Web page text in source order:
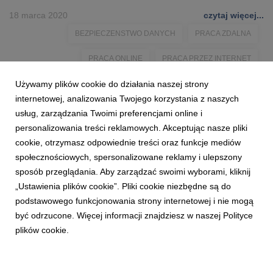
18 marca 2020 czytaj więcej...
BEZPIECZENSTWO DANYCH PRACA ZDALNA
PRACA ONLINE PRACA PRZEZ INTERNET
CYBERZAGROŻENIE CYBERBEZPIECZENSTWO
KLAUDIA SKELNIK KORONAWIRUS
EPIDEMIA
Używamy plików cookie do działania naszej strony
internetowej, analizowania Twojego korzystania z naszych
usług, zarządzania Twoimi preferencjami online i
personalizowania treści reklamowych. Akceptując nasze pliki
cookie, otrzymasz odpowiednie treści oraz funkcje mediów
społecznościowych, spersonalizowane reklamy i ulepszony
sposób przeglądania. Aby zarządzać swoimi wyborami, kliknij
„Ustawienia plików cookie”. Pliki cookie niezbędne są do
podstawowego funkcjonowania strony internetowej i nie mogą
być odrzucone. Więcej informacji znajdziesz w naszej Polityce
plików cookie.